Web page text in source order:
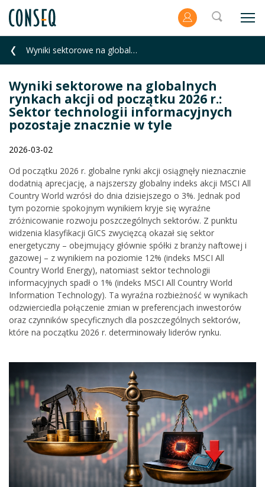
Wyniki sektorowe na globalnych rynkach akcji od początku 2026 r.: Sektor technologii informacyjnych
Wyniki sektorowe na globalnych
rynkach akcji od początku 2026 r.:
Sektor technologii informacyjnych
pozostaje znacznie w tyle
2026-03-02
Od początku 2026 r. globalne rynki akcji osiągnęły nieznacznie
dodatnią aprecjację, a najszerszy globalny indeks akcji MSCI All
Country World wzrósł do dnia dzisiejszego o 3%. Jednak pod
tym pozornie spokojnym wynikiem kryje się wyraźne
zróżnicowanie rozwoju poszczególnych sektorów. Z punktu
widzenia klasyfikacji GICS zwycięzcą okazał się sektor
energetyczny – obejmujący głównie spółki z branży naftowej i
gazowej – z wynikiem na poziomie 12% (indeks MSCI All
Country World Energy), natomiast sektor technologii
informacyjnych spadł o 1% (indeks MSCI All Country World
Information Technology). Ta wyraźna rozbieżność w wynikach
odzwierciedla połączenie zmian w preferencjach inwestorów
oraz czynników specyficznych dla poszczególnych sektorów,
które na początku 2026 r. determinowały liderów rynku.